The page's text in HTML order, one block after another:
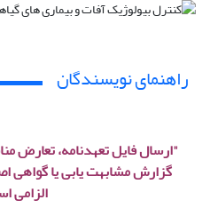
راهنمای نویسندگان
"ارسال فایل تعهدنامه، تعارض
گزارش مشابهت یابی یا گواهی
الزامی